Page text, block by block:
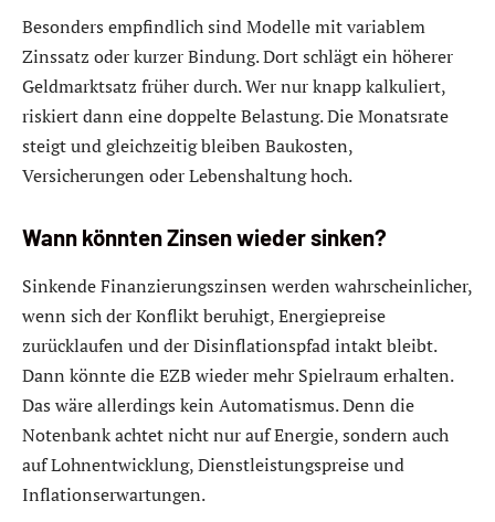
Besonders empfindlich sind Modelle mit variablem
Zinssatz oder kurzer Bindung. Dort schlägt ein höherer
Geldmarktsatz früher durch. Wer nur knapp kalkuliert,
riskiert dann eine doppelte Belastung. Die Monatsrate
steigt und gleichzeitig bleiben Baukosten,
Versicherungen oder Lebenshaltung hoch.
Wann könnten Zinsen wieder sinken?
Sinkende Finanzierungszinsen werden wahrscheinlicher,
wenn sich der Konflikt beruhigt, Energiepreise
zurücklaufen und der Disinflationspfad intakt bleibt.
Dann könnte die EZB wieder mehr Spielraum erhalten.
Das wäre allerdings kein Automatismus. Denn die
Notenbank achtet nicht nur auf Energie, sondern auch
auf Lohnentwicklung, Dienstleistungspreise und
Inflationserwartungen.